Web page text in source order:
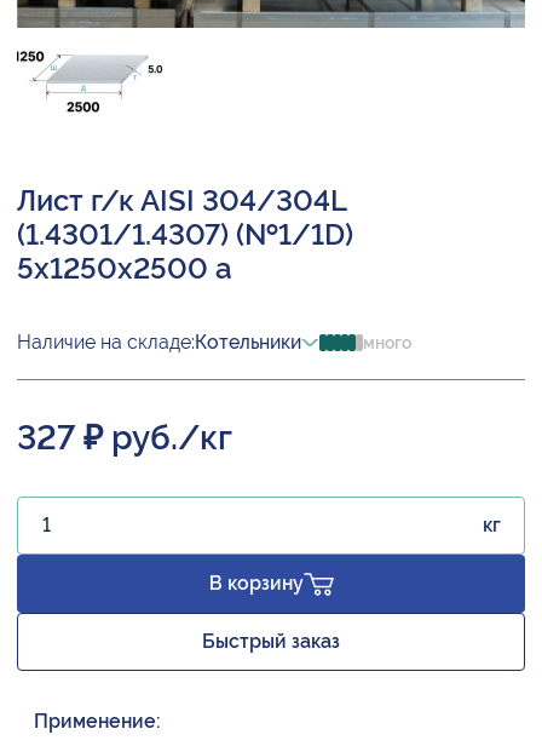
Лист г/к AISI 304/304L
(1.4301/1.4307) (№1/1D)
5х1250х2500 а
Наличие на складе:Котельники много
327 ₽ руб./кг
кг
В корзину
Быстрый заказ
Применение: